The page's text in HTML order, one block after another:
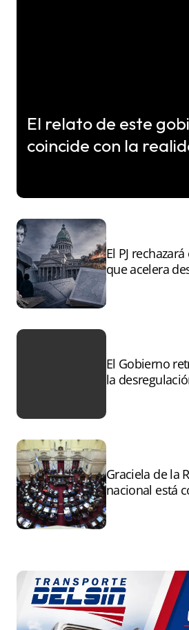
El relato de este
coincide con la
El PJ
que acelera
El Gobierno
la
Graciela de la
nacional está